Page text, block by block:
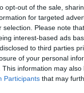
opt-out of the sale,
for targeted
selection. Please note
interest-based ads
to third parties
of your personal
This information may
Participants that may
de agosto. Para los
“Observamos,
en cuanto a la
Dentro de
la apertura del cine de
está el precio de
por lo
si los costes de